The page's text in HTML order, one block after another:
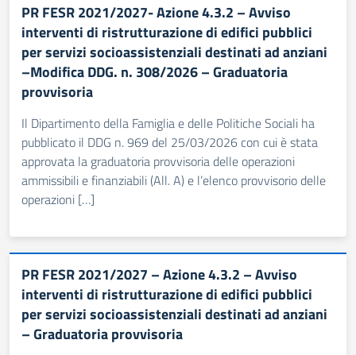
PR FESR 2021/2027- Azione 4.3.2 – Avviso
interventi di ristrutturazione di edifici pubblici
per servizi socioassistenziali destinati ad anziani
–Modifica DDG. n. 308/2026 – Graduatoria
provvisoria
Il Dipartimento della Famiglia e delle Politiche Sociali ha
pubblicato il DDG n. 969 del 25/03/2026 con cui è stata
approvata la graduatoria provvisoria delle operazioni
ammissibili e finanziabili (All. A) e l’elenco provvisorio delle
operazioni […]
PR FESR 2021/2027 – Azione 4.3.2 – Avviso
interventi di ristrutturazione di edifici pubblici
per servizi socioassistenziali destinati ad anziani
– Graduatoria provvisoria